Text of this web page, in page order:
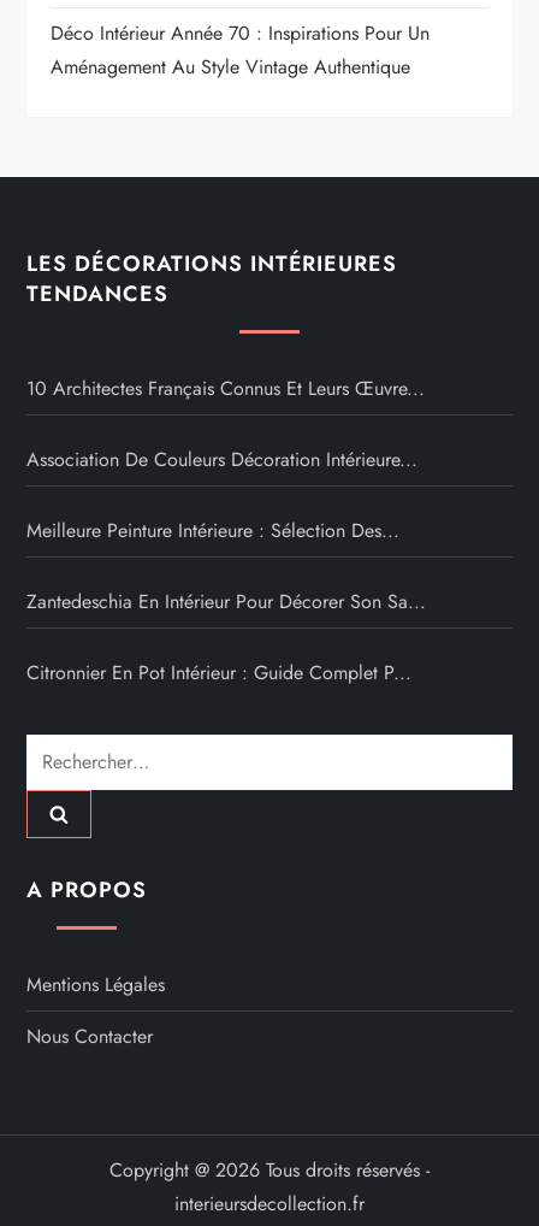
Déco Intérieur Année 70 : Inspirations Pour Un
Aménagement Au Style Vintage Authentique
LES DÉCORATIONS INTÉRIEURES
TENDANCES
10 Architectes Français Connus Et Leurs Œuvre...
Association De Couleurs Décoration Intérieure...
Meilleure Peinture Intérieure : Sélection Des...
Zantedeschia En Intérieur Pour Décorer Son Sa...
Citronnier En Pot Intérieur : Guide Complet P...
Rechercher :
A PROPOS
Mentions Légales
Nous Contacter
Copyright @ 2026 Tous droits réservés -
interieursdecollection.fr